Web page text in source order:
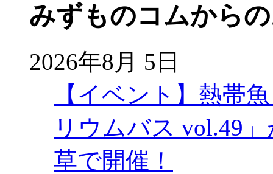
みずものコムから
2026年8月 5日
【イベント】熱帯
リウムバス vol.49
草で開催！